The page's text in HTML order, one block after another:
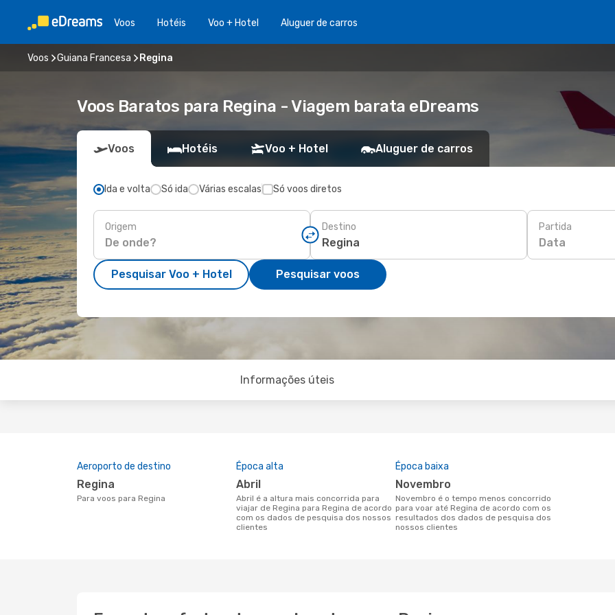
Voos Hotéis Voo + Hotel Aluguer de carros
Voos Guiana Francesa Regina
Voos Baratos para Regina - Viagem barata eDreams
Voos Hotéis Voo + Hotel Aluguer de carros
Ida e volta Só ida Várias escalas Só voos diretos
Origem Destino Partida
Data
Pesquisar Voo + Hotel Pesquisar voos
Informações úteis
Aeroporto de destino
Regina
Para voos para Regina
Época alta
abril
abril é a altura mais concorrida para
viajar de Regina para Regina de acordo
com os dados de pesquisa dos nossos
clientes
Época baixa
novembro
novembro é o tempo menos concorrido
para voar até Regina de acordo com os
resultados dos dados de pesquisa dos
nossos clientes